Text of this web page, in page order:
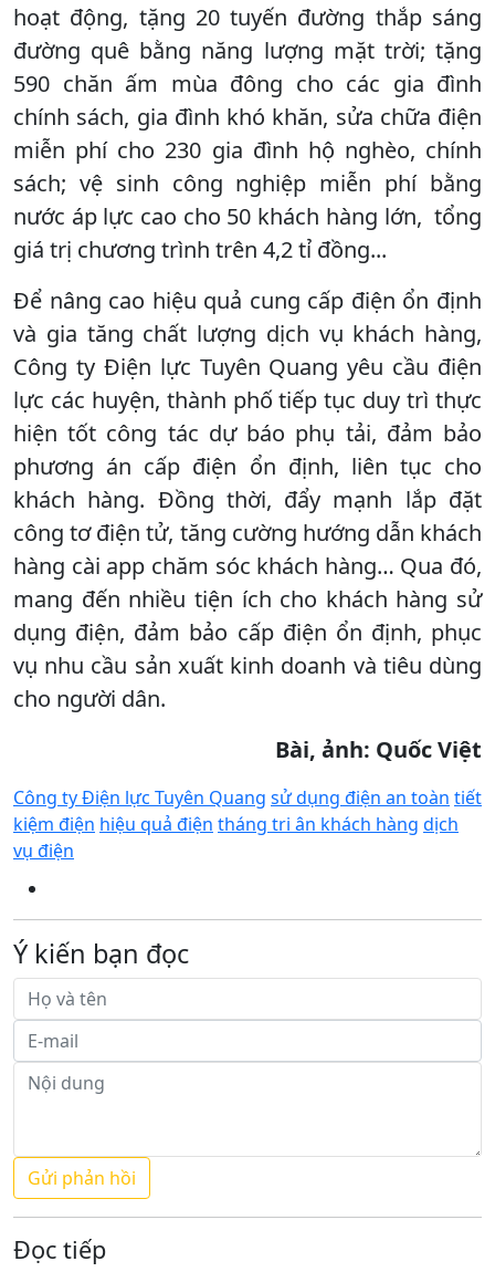
hoạt động, tặng 20 tuyến đường thắp sáng
đường quê bằng năng lượng mặt trời; tặng
590 chăn ấm mùa đông cho các gia đình
chính sách, gia đình khó khăn, sửa chữa điện
miễn phí cho 230 gia đình hộ nghèo, chính
sách; vệ sinh công nghiệp miễn phí bằng
nước áp lực cao cho 50 khách hàng lớn, tổng
giá trị chương trình trên 4,2 tỉ đồng...
Để nâng cao hiệu quả cung cấp điện ổn định
và gia tăng chất lượng dịch vụ khách hàng,
Công ty Điện lực Tuyên Quang yêu cầu điện
lực các huyện, thành phố tiếp tục duy trì thực
hiện tốt công tác dự báo phụ tải, đảm bảo
phương án cấp điện ổn định, liên tục cho
khách hàng. Đồng thời, đẩy mạnh lắp đặt
công tơ điện tử, tăng cường hướng dẫn khách
hàng cài app chăm sóc khách hàng… Qua đó,
mang đến nhiều tiện ích cho khách hàng sử
dụng điện, đảm bảo cấp điện ổn định, phục
vụ nhu cầu sản xuất kinh doanh và tiêu dùng
cho người dân.
Bài, ảnh: Quốc Việt
Công ty Điện lực Tuyên Quang sử dụng điện an toàn tiết
kiệm điện hiệu quả điện tháng tri ân khách hàng dịch
vụ điện
Ý kiến bạn đọc
Đọc tiếp